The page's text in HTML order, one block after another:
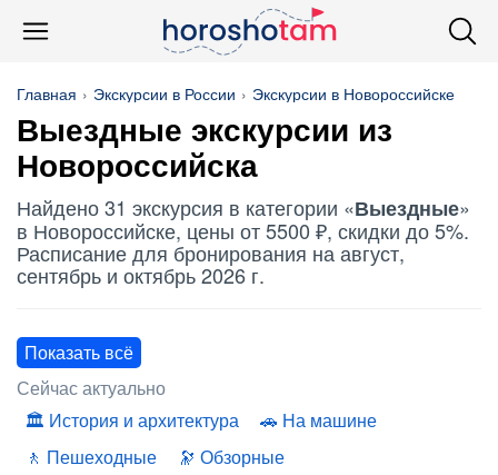
Главная Экскурсии в России Экскурсии в Новороссийске
Выездные экскурсии из
Новороссийска
Найдено 31 экскурсия в категории «Выездные»
в Новороссийске, цены от 5500 ₽, скидки до 5%.
Расписание для бронирования на август,
сентябрь и октябрь 2026 г.
Показать всё
Сейчас актуально
История и архитектура
На машине
Пешеходные
Обзорные